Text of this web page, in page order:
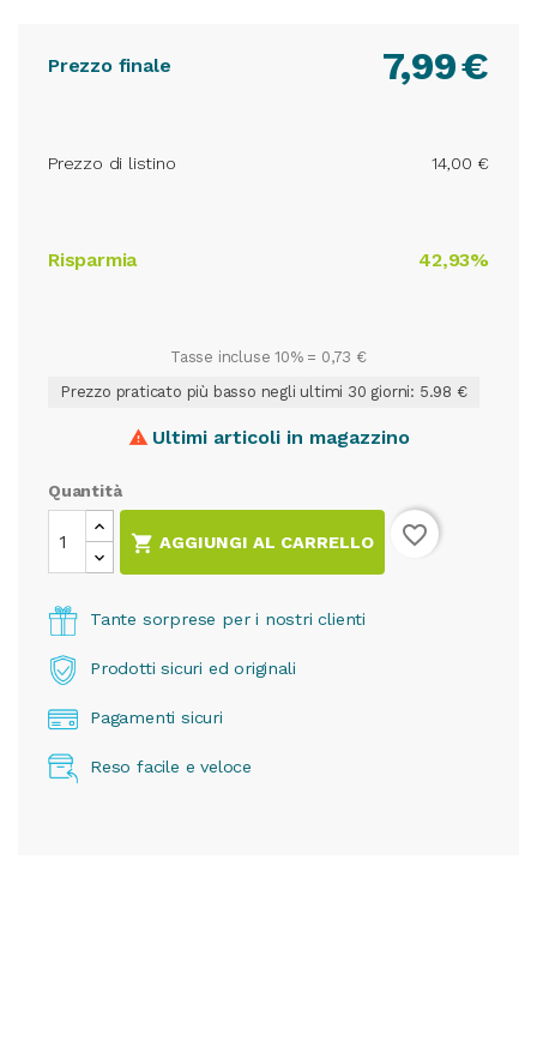
Prezzo finale €
7,99
Prezzo di listino 14,00 €
Risparmia 42,93%
Tasse incluse 10% = 0,73 €
Prezzo praticato più basso negli ultimi 30 giorni: 5.98 €
 Ultimi articoli in magazzino
Quantità
 AGGIUNGI AL CARRELLO favorite_border
Tante sorprese per i nostri clienti
Prodotti sicuri ed originali
Pagamenti sicuri
Reso facile e veloce